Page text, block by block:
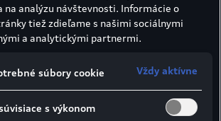
svetelnej
svetelnú technológiu Audi s
svetelnými podpismi
,
na analýzu návštevnosti. Informácie o
tiež zdieľame s našimi sociálnymi
a analytickými partnermi.
súbory cookie Vždy aktívne
s výkonom